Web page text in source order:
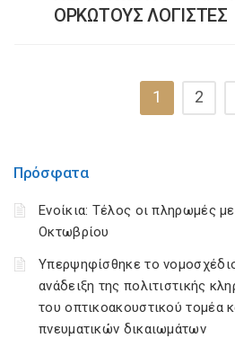
ΟΡΚΩΤΟΥΣ ΛΟΓΙΣΤΕΣ
1 2
Πρόσφατα
Ενοίκια: Τέλος οι πληρωμές
Οκτωβρίου
Υπερψηφίσθηκε το νομοσχέδιο
ανάδειξη της πολιτιστικής
του οπτικοακουστικού τομέα
πνευματικών δικαιωμάτων